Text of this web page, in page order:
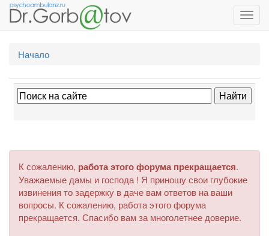
Начало
К сожалению, работа этого форума прекращается.
Уважаемые дамы и господа ! Я приношу свои глубокие
извинения то задержку в даче вам ответов на ваши
вопросы. К сожалению, работа этого форума
прекращается. Спасибо вам за многолетнее доверие.